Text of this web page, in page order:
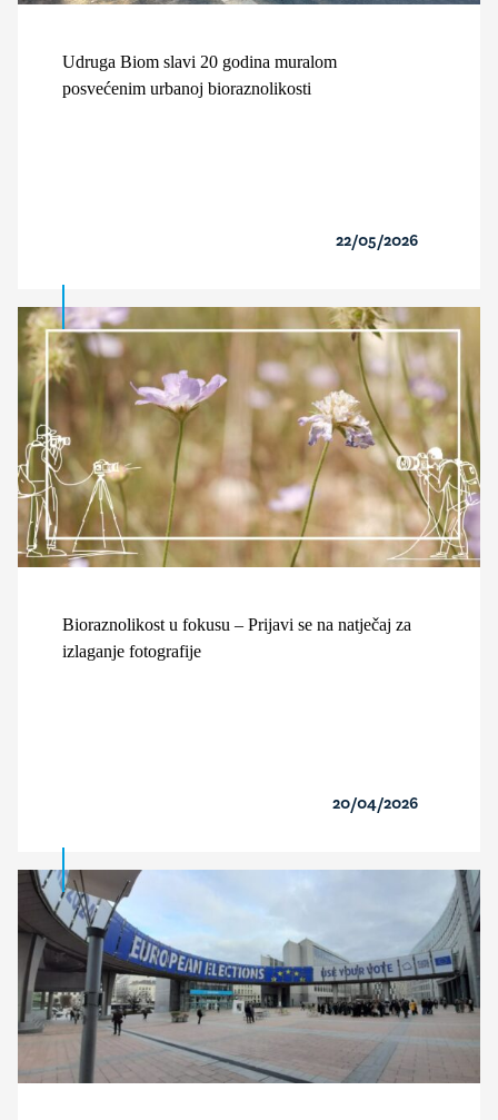
Udruga Biom slavi 20 godina muralom
posvećenim urbanoj bioraznolikosti
22/05/2026
Bioraznolikost u fokusu – Prijavi se na natječaj za
izlaganje fotografije
20/04/2026